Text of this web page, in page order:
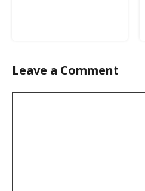
Leave a Comment